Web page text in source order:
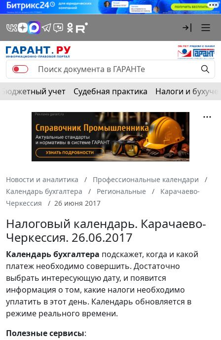
Бюджетный учет Судебная практика Налоги и
Новости и аналитика
Профессиональные календари
Календарь бухгалтера
Региональные
Карачаево-
Черкессия
26 июня 2017
Налоговый календарь. Карачаево-
Черкессия. 26.06.2017
Календарьбухгалтера подскажет, когда и какой
платеж необходимо совершить. Достаточно
выбрать интересующую дату, и появится
информация о том, какие налоги необходимо
уплатить в этот день. Календарь обновляется в
режиме реального времени.
Полезные сервисы: